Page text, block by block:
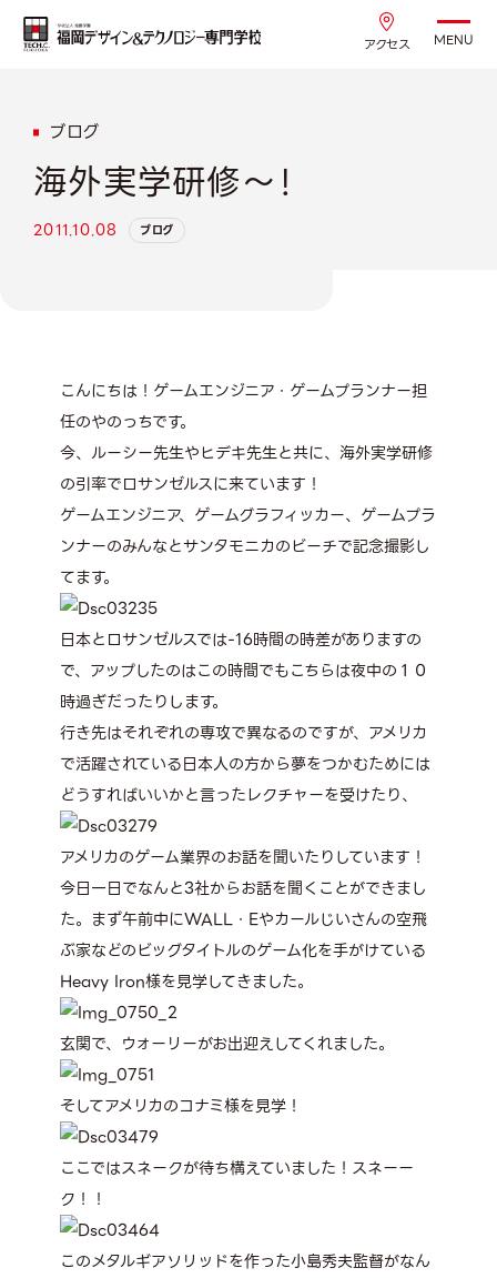
アクセス MENU
ブログ
海外実学研修〜！
2011.10.08 ブログ
こんにちは！ゲームエンジニア・ゲームプランナー担
任のやのっちです。
今、ルーシー先生やヒデキ先生と共に、海外実学研修
の引率でロサンゼルスに来ています！
ゲームエンジニア、ゲームグラフィッカー、ゲームプラ
ンナーのみんなとサンタモニカのビーチで記念撮影し
てます。
日本とロサンゼルスでは-16時間の時差がありますの
で、アップしたのはこの時間でもこちらは夜中の１０
時過ぎだったりします。
行き先はそれぞれの専攻で異なるのですが、アメリカ
で活躍されている日本人の方から夢をつかむためには
どうすればいいかと言ったレクチャーを受けたり、
アメリカのゲーム業界のお話を聞いたりしています！
今日一日でなんと3社からお話を聞くことができまし
た。まず午前中にWALL・Eやカールじいさんの空飛
ぶ家などのビッグタイトルのゲーム化を手がけている
Heavy Iron様を見学してきました。
玄関で、ウォーリーがお出迎えしてくれました。
そしてアメリカのコナミ様を見学！
ここではスネークが待ち構えていました！スネーー
ク！！
このメタルギアソリッドを作った小島秀夫監督がなん